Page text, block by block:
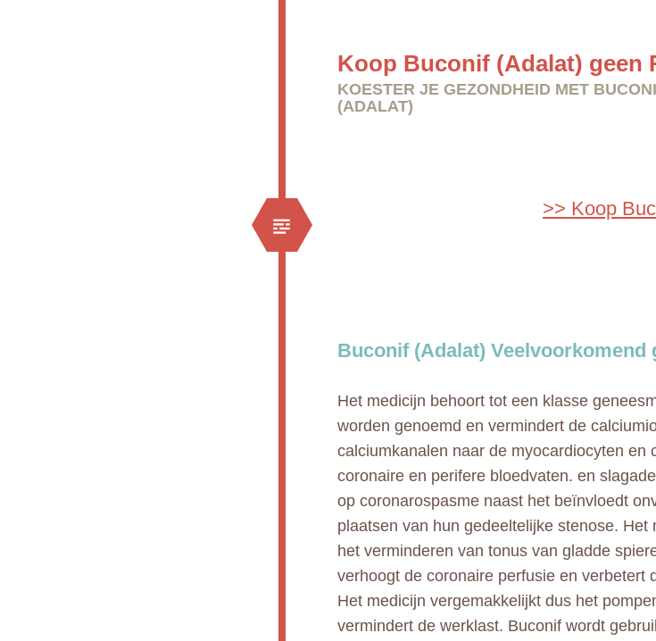
Koop Buconif (Adalat) geen
KOESTER JE GEZONDHEID MET
(ADALAT)
>> Koop
Buconif (Adalat) Veelvoorkomend
Het medicijn behoort tot een klasse
worden genoemd en vermindert de
calciumkanalen naar de myocardiocyten en
coronaire en perifere bloedvaten. en
op coronarospasme naast het beïnvloedt
plaatsen van hun gedeeltelijke stenose.
het verminderen van tonus van gladde
verhoogt de coronaire perfusie en verbetert
Het medicijn vergemakkelijkt dus het
vermindert de werklast. Buconif wordt